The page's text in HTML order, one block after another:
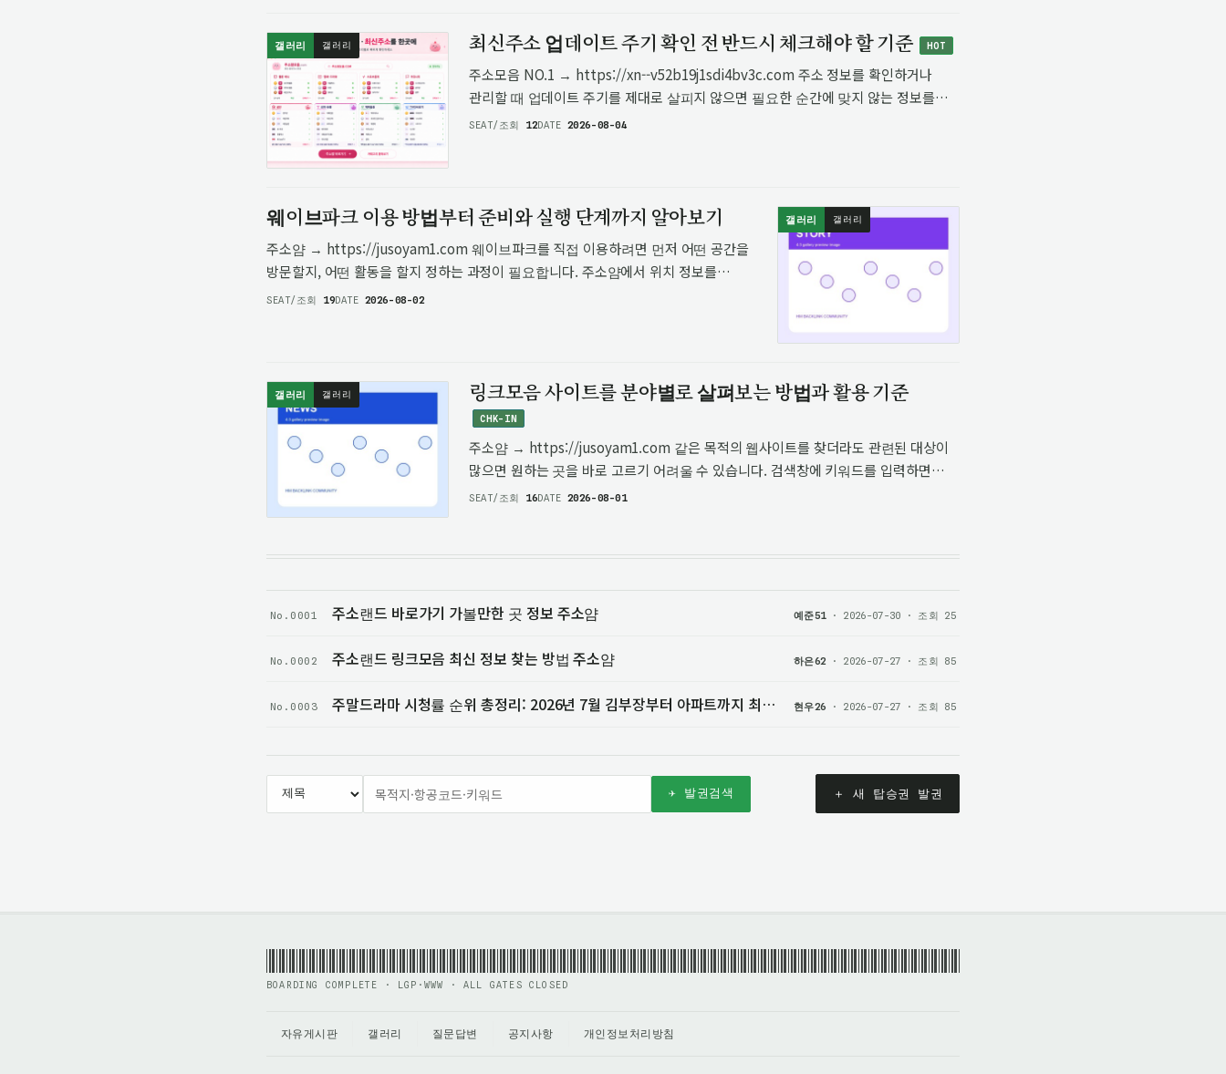
갤러리 갤러리 최신주소 업데이트 주기 확인 전 반드시 체크해야 할 기준 HOT
주소모음 NO.1 → https://xn--v52b19j1sdi4bv3c.com 주소 정보를 확인하거나
관리할 때 업데이트 주기를 제대로 살피지 않으면 필요한 순간에 맞지 않는 정보를
사용할 수 있습니다. 특히 주소 데이터는 단순한 문자열이 아니라 위치를 확인하는
SEAT/조회 12DATE 2026-08-04
갤러리 갤러리
웨이브파크 이용 방법부터 준비와 실행 단계까지 알아보기
주소얌 → https://jusoyam1.com 웨이브파크를 직접 이용하려면 먼저 어떤 공간을
방문할지, 어떤 활동을 할지 정하는 과정이 필요합니다. 주소얌에서 위치 정보를
확인한 뒤 방문 계획을 세우는 것도 도움이 됩니다. 웨이브파크는 경기도 시흥시
SEAT/조회 19DATE 2026-08-02
갤러리 갤러리 링크모음 사이트를 분야별로 살펴보는 방법과 활용 기준
CHK-IN
주소얌 → https://jusoyam1.com 같은 목적의 웹사이트를 찾더라도 관련된 대상이
많으면 원하는 곳을 바로 고르기 어려울 수 있습니다. 검색창에 키워드를 입력하면
비슷한 이름의 사이트와 다양한 정보가 함께 나오기 때문에, 필요한 기준 없이
SEAT/조회 16DATE 2026-08-01
No.0001 주소랜드 바로가기 가볼만한 곳 정보 주소얌 예준51· 2026-07-30 · 조회 25
No.0002 주소랜드 링크모음 최신 정보 찾는 방법 주소얌 하은62 · 2026-07-27 · 조회 85
No.0003 주말드라마 시청률 순위 총정리: 2026년 7월 김부장부터 아파트까지 최신 인기작 비교 주소모음 현우26 · 2026-07-27 · 조회 85
✈ 발권검색 ＋ 새 탑승권 발권
BOARDING COMPLETE · LGP·WWW · ALL GATES CLOSED
자유게시판 갤러리 질문답변 공지사항 개인정보처리방침